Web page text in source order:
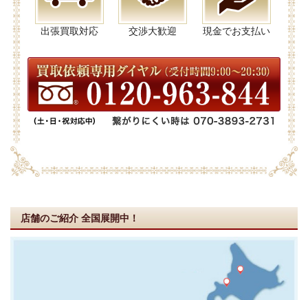
出張買取対応 交渉大歓迎 現金でお支払い
店舗のご紹介 全国展開中！